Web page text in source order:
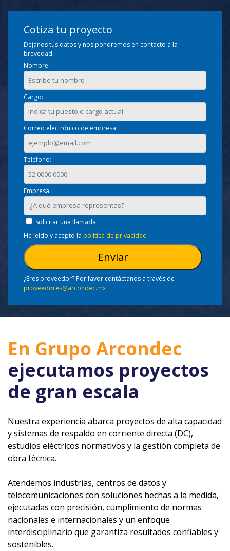
Cotiza tu proyecto
Déjanos tus datos y nos pondremos en contacto a la
brevedad.
Nombre:
Cargo:
Correo electrónico de empresa:
Teléfono:
Empresa:
Solicitar una llamada
He leído y acepto la política de privacidad
¿Eres proveedor? Por favor contáctanos a través de
proveedores@arcondec.mx
En Grupo Arcondec
ejecutamos proyectos
de gran escala
Nuestra experiencia abarca proyectos de alta capacidad
y sistemas de respaldo en corriente directa (DC),
estudios eléctricos normativos y la gestión completa de
obra técnica.
Atendemos industrias, centros de datos y
telecomunicaciones con soluciones hechas a la medida,
ejecutadas con precisión, cumplimiento de normas
nacionales e internacionales y un enfoque
interdisciplinario que garantiza resultados confiables y
sostenibles.